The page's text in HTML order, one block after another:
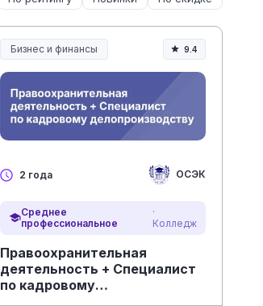
Бизнес и финансы 9.4
2 года ОСЭК
Среднее
профессиональное
·
Колледж
Правоохранительная
деятельность + Специалист
по кадровому